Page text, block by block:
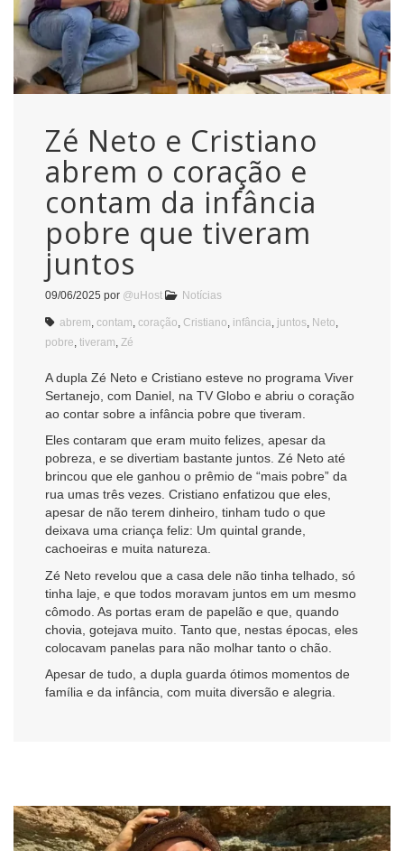
Zé Neto e Cristiano
abrem o coração e
contam da infância
pobre que tiveram
juntos
09/06/2025 por @uHost Notícias
abrem contam coração Cristiano infância juntos Neto
pobre tiveram Zé
A dupla Zé Neto e Cristiano esteve no programa Viver
Sertanejo, com Daniel, na TV Globo e abriu o coração
ao contar sobre a infância pobre que tiveram.
Eles contaram que eram muito felizes, apesar da
pobreza, e se divertiam bastante juntos. Zé Neto até
brincou que ele ganhou o prêmio de “mais pobre” da
rua umas três vezes. Cristiano enfatizou que eles,
apesar de não terem dinheiro, tinham tudo o que
deixava uma criança feliz: Um quintal grande,
cachoeiras e muita natureza.
Zé Neto revelou que a casa dele não tinha telhado, só
tinha laje, e que todos moravam juntos em um mesmo
cômodo. As portas eram de papelão e que, quando
chovia, gotejava muito. Tanto que, nestas épocas, eles
colocavam panelas para não molhar tanto o chão.
Apesar de tudo, a dupla guarda ótimos momentos de
família e da infância, com muita diversão e alegria.